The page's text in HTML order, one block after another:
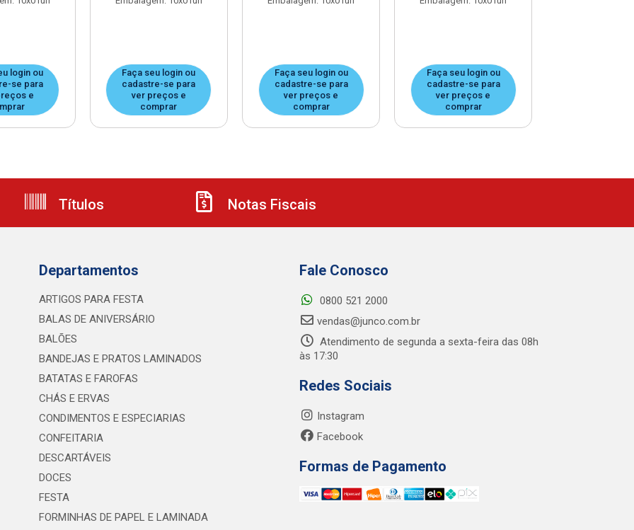
login ou
se para
e
Faça seu login ou
cadastre-se para
ver preços e
comprar
Faça seu login ou
cadastre-se para
ver preços e
comprar
Faça seu login ou
cadastre-se para
ver preços e
comprar
Títulos Notas Fiscais
Departamentos
ARTIGOS PARA FESTA
BALAS DE ANIVERSÁRIO
BALÕES
BANDEJAS E PRATOS LAMINADOS
BATATAS E FAROFAS
CHÁS E ERVAS
CONDIMENTOS E ESPECIARIAS
CONFEITARIA
DESCARTÁVEIS
DOCES
FESTA
FORMINHAS DE PAPEL E LAMINADA
Fale Conosco
0800 521 2000
vendas@junco.com.br
Atendimento de segunda a sexta-feira das 08h
às 17:30
Redes Sociais
Instagram
Facebook
Formas de Pagamento